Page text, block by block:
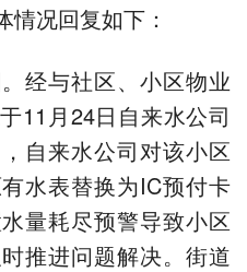
况回复如下：
经与社区、小区物业
11月24日自来水公司
自来水公司对该小区
水表替换为IC预付卡
量耗尽预警导致小区
推进问题解决。街道